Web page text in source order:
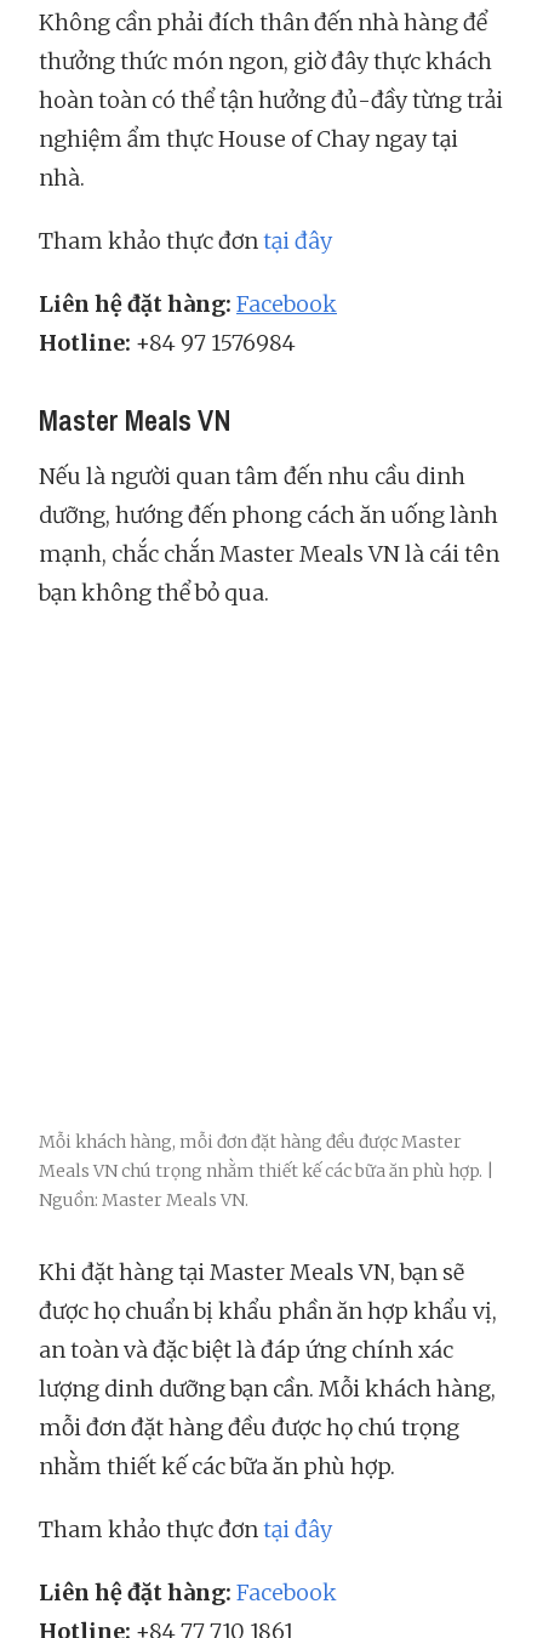
Không cần phải đích thân đến nhà hàng để
thưởng thức món ngon, giờ đây thực khách
hoàn toàn có thể tận hưởng đủ-đầy từng trải
nghiệm ẩm thực House of Chay ngay tại
nhà.
Tham khảo thực đơntại đây
Liên hệ đặt hàng: Facebook
Hotline: +84 97 1576984‬
Master Meals VN
Nếu là người quan tâm đến nhu cầu dinh
dưỡng, hướng đến phong cách ăn uống lành
mạnh, chắc chắn Master Meals VN là cái tên
bạn không thể bỏ qua.
Mỗi khách hàng, mỗi đơn đặt hàng đều được Master
Meals VN chú trọng nhằm thiết kế các bữa ăn phù hợp. |
Nguồn: Master Meals VN.
Khi đặt hàng tại Master Meals VN, bạn sẽ
được họ chuẩn bị khẩu phần ăn hợp khẩu vị,
an toàn và đặc biệt là đáp ứng chính xác
lượng dinh dưỡng bạn cần. Mỗi khách hàng,
mỗi đơn đặt hàng đều được họ chú trọng
nhằm thiết kế các bữa ăn phù hợp.
Tham khảo thực đơntại đây
Liên hệ đặt hàng: Facebook
Hotline: +84 77 710 1861